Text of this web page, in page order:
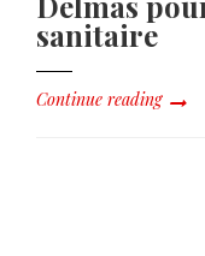
sanitaire
Continue reading